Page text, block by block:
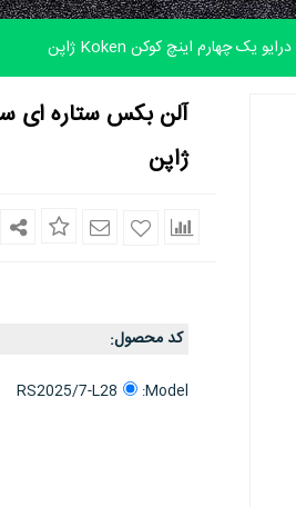
ژاپن
کد محصول:
Model:
RS2025/7-L28